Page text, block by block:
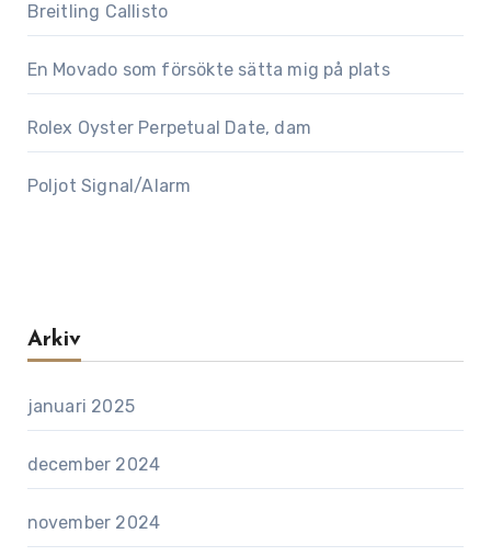
Breitling Callisto
En Movado som försökte sätta mig på plats
Rolex Oyster Perpetual Date, dam
Poljot Signal/Alarm
Arkiv
januari 2025
december 2024
november 2024